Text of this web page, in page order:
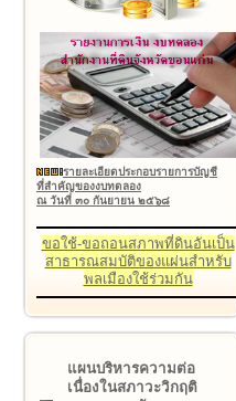
รายละเอียดประกอบรายการบัญชี
ที่สำคัญของงบทดลอง
ณ วันที่ ๓๐ กันยายน ๒๕๖๘
ขอใช้-ขอถอนสภาพที่ดินอันเป็น
สาธารณสมบัติของแผ่นสำหรับ
พลเมืองใช้ร่วมกัน
แผนบริหารความต่อ
เนื่องในสภาวะวิกฤติ